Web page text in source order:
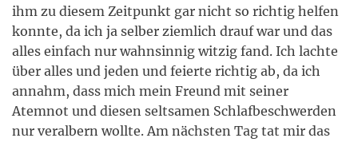
ihm zu diesem Zeitpunkt gar nicht so richtig helfen
konnte, da ich ja selber ziemlich drauf war und das
alles einfach nur wahnsinnig witzig fand. Ich lachte
über alles und jeden und feierte richtig ab, da ich
annahm, dass mich mein Freund mit seiner
Atemnot und diesen seltsamen Schlafbeschwerden
nur veralbern wollte. Am nächsten Tag tat mir das